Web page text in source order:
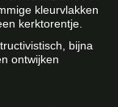
kleurvlakken
kerktorentje.
bijna
ontwijken